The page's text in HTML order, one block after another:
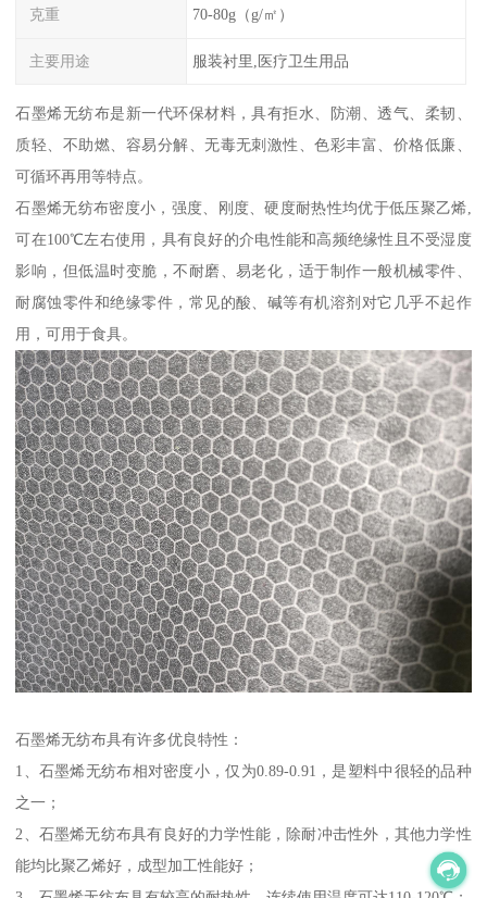
克重 70-80g（g/㎡）
主要用途 服装衬里,医疗卫生用品
石墨烯无纺布是新一代环保材料，具有拒水、防潮、透气、柔韧、
质轻、不助燃、容易分解、无毒无刺激性、色彩丰富、价格低廉、
可循环再用等特点。
石墨烯无纺布密度小，强度、刚度、硬度耐热性均优于低压聚乙烯,
可在100℃左右使用，具有良好的介电性能和高频绝缘性且不受湿度
影响，但低温时变脆，不耐磨、易老化，适于制作一般机械零件、
耐腐蚀零件和绝缘零件，常见的酸、碱等有机溶剂对它几乎不起作
用，可用于食具。
石墨烯无纺布具有许多优良特性：
1、石墨烯无纺布相对密度小，仅为0.89-0.91，是塑料中很轻的品种
之一；
2、石墨烯无纺布具有良好的力学性能，除耐冲击性外，其他力学性
能均比聚乙烯好，成型加工性能好；